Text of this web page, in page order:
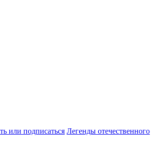
или подписаться Легенды отечественного